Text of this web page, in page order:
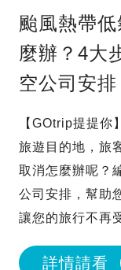
颱風熱帶
麼辦？4大
空公司安排
【GOtrip提提你
旅遊目的地，旅
取消怎麼辦呢？
公司安排，幫助
讓您的旅行不再
詳情請看